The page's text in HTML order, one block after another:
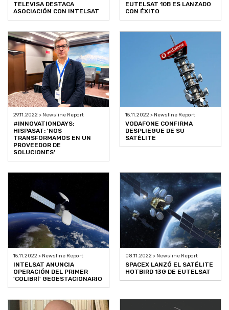
TELEVISA DESTACA
ASOCIACIÓN CON INTELSAT
EUTELSAT 10B ES LANZADO
CON ÉXITO
29.11.2022 > Newsline Report
#INNOVATIONDAYS:
HISPASAT: 'NOS
TRANSFORMAMOS EN UN
PROVEEDOR DE
SOLUCIONES'
15.11.2022 > Newsline Report
VODAFONE CONFIRMA
DESPLIEGUE DE SU
SATÉLITE
15.11.2022 > Newsline Report
INTELSAT ANUNCIA
OPERACIÓN DEL PRIMER
'COLIBRÍ' GEOESTACIONARIO
08.11.2022 > Newsline Report
SPACEX LANZÓ EL SATÉLITE
HOTBIRD 13G DE EUTELSAT